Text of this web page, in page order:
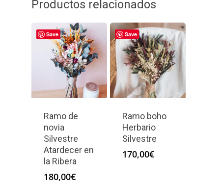
Productos relacionados
Save
Ramo de
novia
Silvestre
Atardecer en
la Ribera
180,00€
Save
Ramo boho
Herbario
Silvestre
170,00€